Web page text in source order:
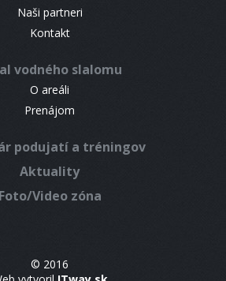
Naši partneri
Kontakt
vodného slalomu
O areáli
Prenájom
podujatí a tréningov
Aktuality
Foto/Video zóna
© 2016